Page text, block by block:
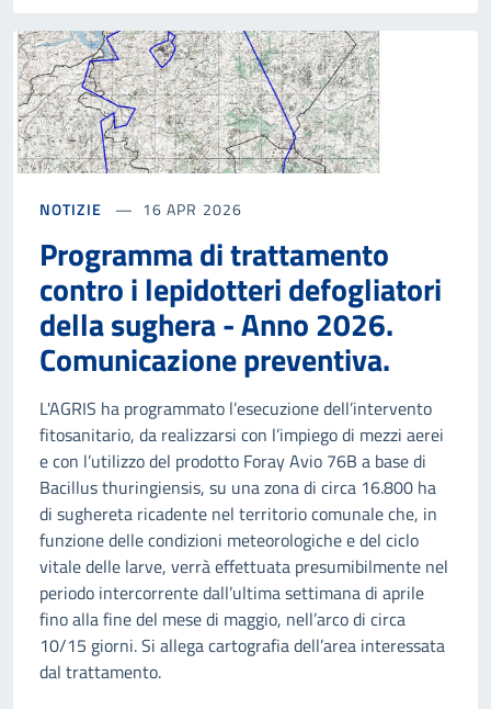
NOTIZIE 16 APR 2026
Programma di trattamento
contro i lepidotteri defogliatori
della sughera - Anno 2026.
Comunicazione preventiva.
L'AGRIS ha programmato l’esecuzione dell’intervento
fitosanitario, da realizzarsi con l’impiego di mezzi aerei
e con l’utilizzo del prodotto Foray Avio 76B a base di
Bacillus thuringiensis, su una zona di circa 16.800 ha
di sughereta ricadente nel territorio comunale che, in
funzione delle condizioni meteorologiche e del ciclo
vitale delle larve, verrà effettuata presumibilmente nel
periodo intercorrente dall’ultima settimana di aprile
fino alla fine del mese di maggio, nell’arco di circa
10/15 giorni. Si allega cartografia dell’area interessata
dal trattamento.